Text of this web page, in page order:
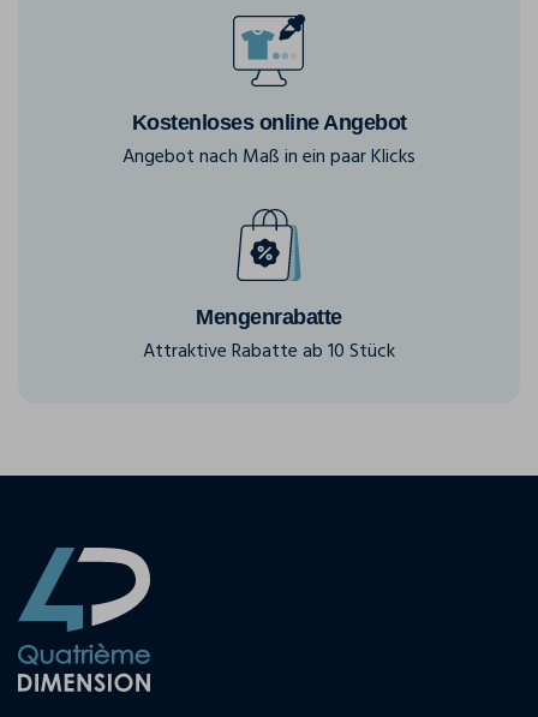
Kostenloses online Angebot
Angebot nach Maß in ein paar Klicks
Mengenrabatte
Attraktive Rabatte ab 10 Stück